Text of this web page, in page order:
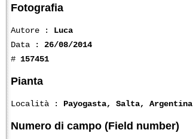
Fotografia
Autore : Luca
Data : 26/08/2014
# 157451
Pianta
Località : Payogasta, Salta, Argentina
Numero di campo (Field number)